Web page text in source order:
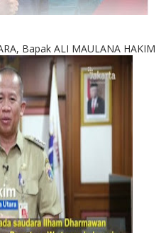
Bapak ALI MAULANA HAKIM